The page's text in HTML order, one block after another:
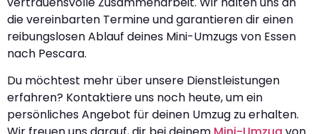
die vereinbarten Termine und garantieren dir einen
reibungslosen Ablauf deines Mini-Umzugs von Essen
nach Pescara.
Du möchtest mehr über unsere Dienstleistungen
erfahren? Kontaktiere uns noch heute, um ein
persönliches Angebot für deinen Umzug zu erhalten.